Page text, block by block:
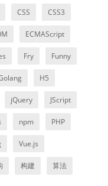
CSS CSS3
ECMAScript
Fry Funny
H5
jQuery JScript
npm PHP
Vue.js
构建 算法